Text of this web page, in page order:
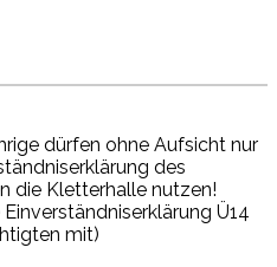
dürfen ohne Aufsicht nur
des
die Kletterhalle nutzen!
Ü14
mit)